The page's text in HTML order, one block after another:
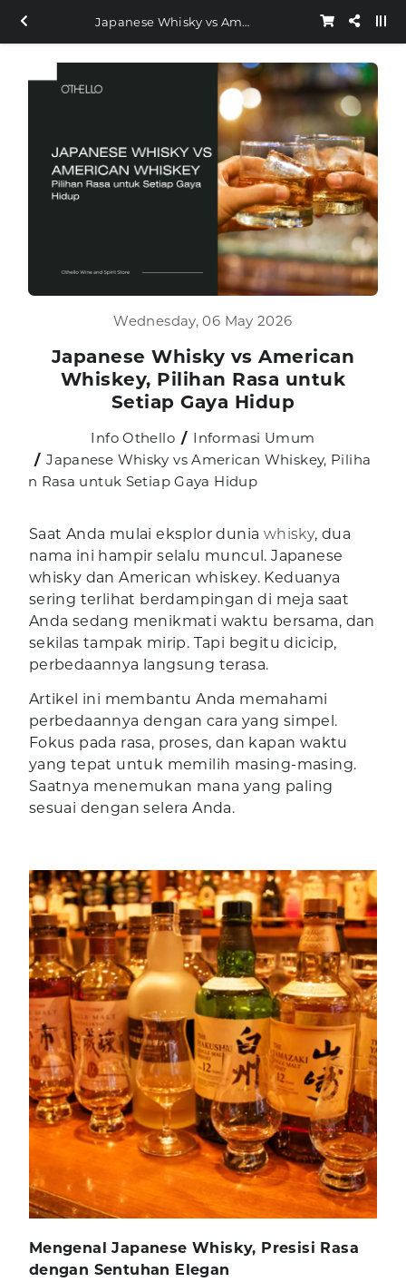
Japanese Whisky vs American Whiskey, Pilihan Rasa untuk Setiap Gaya Hidup
Wednesday, 06 May 2026
Japanese Whisky vs American
Whiskey, Pilihan Rasa untuk
Setiap Gaya Hidup
Info Othello
Informasi Umum
Japanese Whisky vs American Whiskey, Piliha
n Rasa untuk Setiap Gaya Hidup
Saat Anda mulai eksplor dunia whisky, dua
nama ini hampir selalu muncul. Japanese
whisky dan American whiskey. Keduanya
sering terlihat berdampingan di meja saat
Anda sedang menikmati waktu bersama, dan
sekilas tampak mirip. Tapi begitu dicicip,
perbedaannya langsung terasa.
Artikel ini membantu Anda memahami
perbedaannya dengan cara yang simpel.
Fokus pada rasa, proses, dan kapan waktu
yang tepat untuk memilih masing-masing.
Saatnya menemukan mana yang paling
sesuai dengan selera Anda.
Mengenal Japanese Whisky, Presisi Rasa
dengan Sentuhan Elegan